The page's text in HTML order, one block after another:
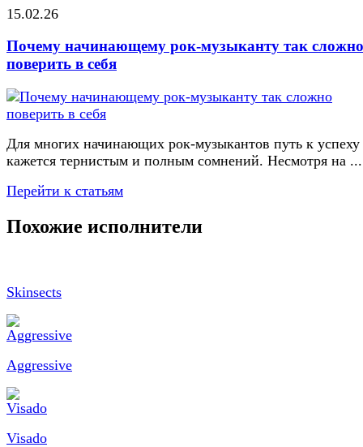
15.02.26
Почему начинающему рок-музыканту так сложно
поверить в себя
Для многих начинающих рок-музыкантов путь к успеху
кажется тернистым и полным сомнений. Несмотря на ...
Перейти к статьям
Похожие исполнители
Skinsects
Aggressive
Visado